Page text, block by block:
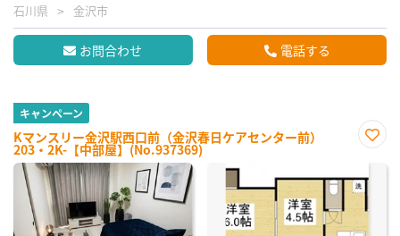
石川県 金沢市
お問合わせ 電話する
キャンペーン
Kマンスリー金沢駅西口前（金沢春日ケアセンター前）
203・2K-【中部屋】(No.937369)
に入
り登
録